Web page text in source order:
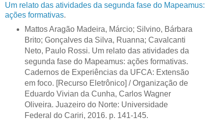
Um relato das atividades da segunda fase do Mapeamus:
ações formativas.
Mattos Aragão Madeira, Márcio; Silvino, Bárbara
Brito; Gonçalves da Silva, Ruanna; Cavalcanti
Neto, Paulo Rossi. Um relato das atividades da
segunda fase do Mapeamus: ações formativas.
Cadernos de Experiências da UFCA: Extensão
em foco. [Recurso Eletrônico] / Organização de
Eduardo Vivian da Cunha, Carlos Wagner
Oliveira. Juazeiro do Norte: Universidade
Federal do Cariri, 2016. p. 141-145.